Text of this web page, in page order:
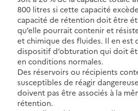
800 litres si cette capacité
capacité de rétention doit être
qu’elle pourrait contenir et
et chimique des fluides. Il en est
dispositif d’obturation qui doit
en conditions normales.
Des réservoirs ou récipients
susceptibles de réagir
doivent pas être associés à la
rétention.